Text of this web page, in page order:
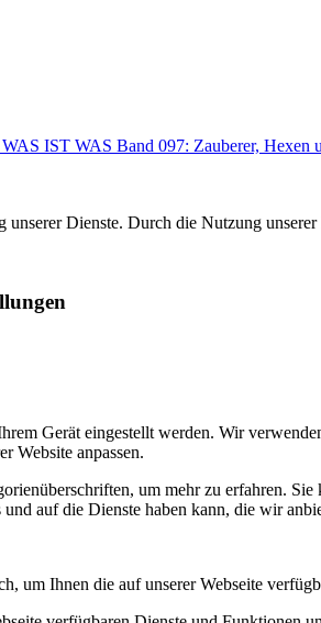
WAS IST WAS Band 097: Zauberer, Hexen
Dienste. Durch die Nutzung
Gerät eingestellt werden. Wir
Website anpassen.
um mehr zu erfahren.
auf die Dienste haben kann, die wir
um Ihnen die auf unserer Webseite